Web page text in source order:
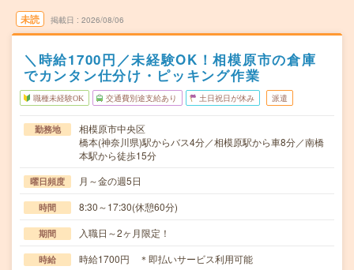
未読 掲載日 2026/08/06
＼時給1700円／未経験OK！相模原市の倉庫
でカンタン仕分け・ピッキング作業
職種未経験OK 交通費別途支給あり 土日祝日が休み 派遣
勤務地
相模原市中央区
橋本(神奈川県)駅からバス4分／相模原駅から車8分／南橋
本駅から徒歩15分
曜日頻度 月～金の週5日
時間 8:30～17:30(休憩60分)
期間 入職日～2ヶ月限定！
時給 時給1700円 ＊即払いサービス利用可能